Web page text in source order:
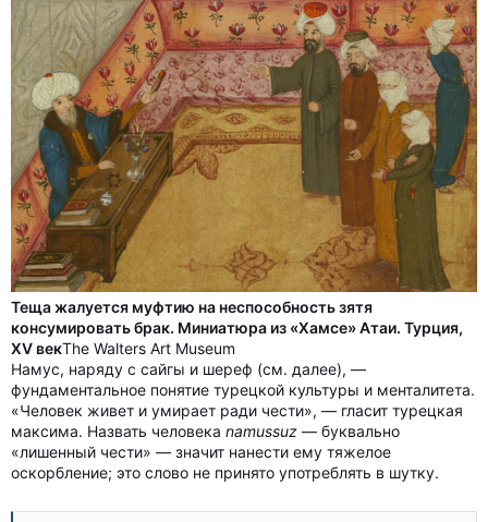
Теща жалуется муфтию на неспособность зятя
консумировать брак. Миниатюра из «Хамсе» Атаи. Турция,
XV векThe Walters Art Museum
Намус, наряду с сайгы и шереф (см. далее), —
фундаментальное понятие турецкой культуры и менталитета.
«Человек живет и умирает ради чести», — гласит турецкая
максима. Назвать человека namussuz — буквально
«лишенный чести» — значит нанести ему тяжелое
оскорбление; это слово не принято употреблять в шутку.